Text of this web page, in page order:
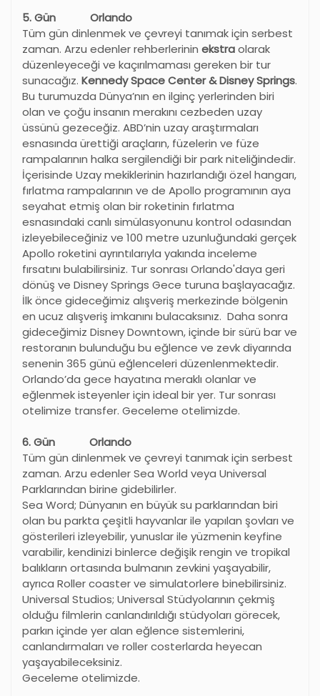
5. Gün Orlando
Tüm gün dinlenmek ve çevreyi tanımak için serbest
zaman. Arzu edenler rehberlerinin ekstraolarak
düzenleyeceği ve kaçırılmaması gereken bir tur
sunacağız. Kennedy Space Center & Disney Springs.
Bu turumuzda Dünya’nın en ilginç yerlerinden biri
olan ve çoğu insanın merakını cezbeden uzay
üssünü gezeceğiz. ABD’nin uzay araştırmaları
esnasında ürettiği araçların, füzelerin ve füze
rampalarının halka sergilendiği bir park niteliğindedir.
İçerisinde Uzay mekiklerinin hazırlandığı özel hangarı,
fırlatma rampalarının ve de Apollo programının aya
seyahat etmiş olan bir roketinin fırlatma
esnasındaki canlı simülasyonunu kontrol odasından
izleyebileceğiniz ve 100 metre uzunluğundaki gerçek
Apollo roketini ayrıntılarıyla yakında inceleme
fırsatını bulabilirsiniz. Tur sonrası Orlando'daya geri
dönüş ve Disney Springs Gece turuna başlayacağız.
İlk önce gideceğimiz alışveriş merkezinde bölgenin
en ucuz alışveriş imkanını bulacaksınız. Daha sonra
gideceğimiz Disney Downtown, içinde bir sürü bar ve
restoranın bulunduğu bu eğlence ve zevk diyarında
senenin 365 günü eğlenceleri düzenlenmektedir.
Orlando’da gece hayatına meraklı olanlar ve
eğlenmek isteyenler için ideal bir yer. Tur sonrası
otelimize transfer. Geceleme otelimizde.
6. Gün Orlando
Tüm gün dinlenmek ve çevreyi tanımak için serbest
zaman. Arzu edenler Sea World veya Universal
Parklarından birine gidebilirler.
Sea Word; Dünyanın en büyük su parklarından biri
olan bu parkta çeşitli hayvanlar ile yapılan şovları ve
gösterileri izleyebilir, yunuslar ile yüzmenin keyfine
varabilir, kendinizi binlerce değişik rengin ve tropikal
balıkların ortasında bulmanın zevkini yaşayabilir,
ayrıca Roller coaster ve simulatorlere binebilirsiniz.
Universal Studios; Universal Stüdyolarının çekmiş
olduğu filmlerin canlandırıldığı stüdyoları görecek,
parkın içinde yer alan eğlence sistemlerini,
canlandırmaları ve roller costerlarda heyecan
yaşayabileceksiniz.
Geceleme otelimizde.